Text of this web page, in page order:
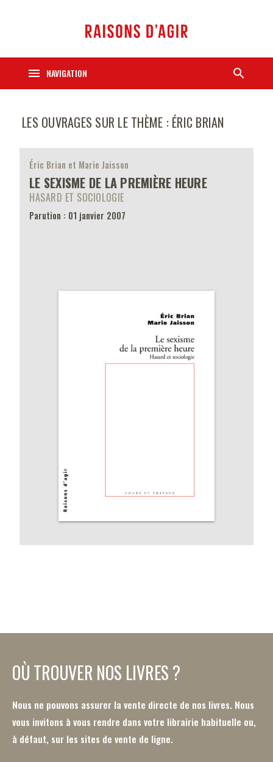
menu NAVIGATION search
LES OUVRAGES SUR LE THÈME : ÉRIC BRIAN
Éric Brian et Marie Jaisson
LE SEXISME DE LA PREMIÈRE HEURE
HASARD ET SOCIOLOGIE
Parution : 01 janvier 2007
OÙ TROUVER NOS LIVRES ?
Nous ne pouvons assurer la vente directe de nos livres. Nous
vous invitons à vous rendre dans votre librairie habituelle ou,
à défaut, sur les sites de vente de ligne.